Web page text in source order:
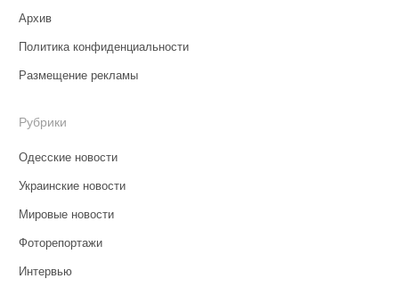
Архив
Политика конфиденциальности
Размещение рекламы
Рубрики
Одесские новости
Украинские новости
Мировые новости
Фоторепортажи
Интервью